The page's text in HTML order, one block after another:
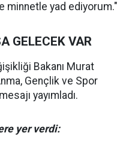
minnetle yad ediyorum."
GELECEK VAR
Bakanı Murat
Gençlik ve Spor
yayımladı.
yer verdi: